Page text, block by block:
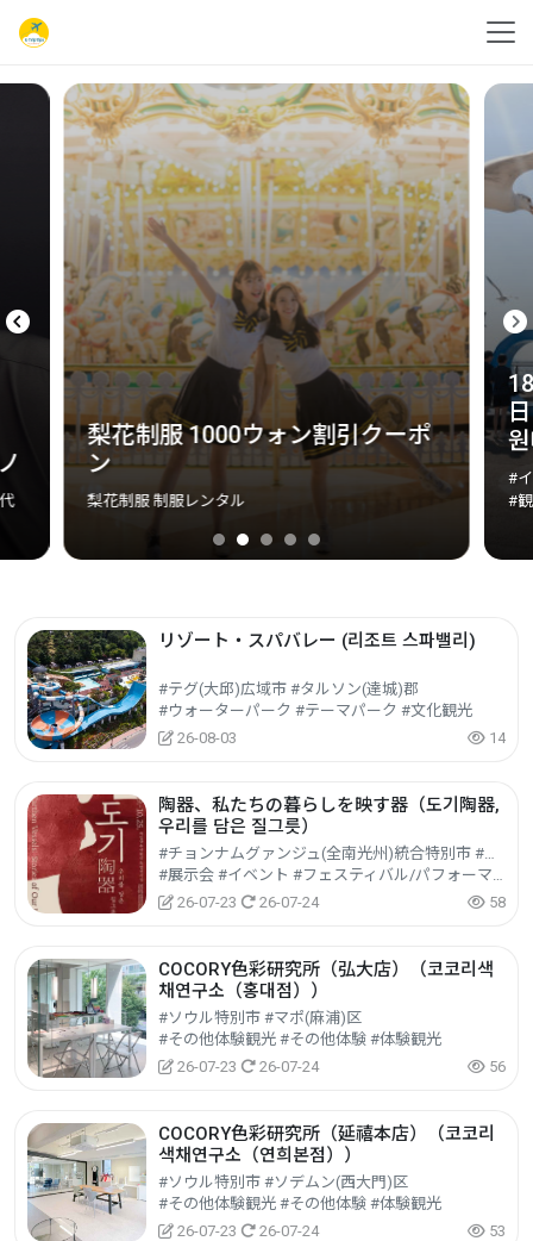
梨花制服 1000ウォン割引クーポ
ン
梨花制服 制服レンタル
#
#
リゾート・スパバレー (리조트 스파밸리)
#テグ(大邱)広域市 #タルソン(達城)郡
#ウォーターパーク #テーマパーク #文化観光
26-08-03
14
陶器、私たちの暮らしを映す器（도기陶器,
우리를 담은 질그릇）
#チョンナムグァンジュ(全南光州)統合特別市 #プク(北)区
#展示会 #イベント #フェスティバル/パフォーマンス/イベント
26-07-23
26-07-24 58
COCORY色彩研究所（弘大店）（코코리색
채연구소（홍대점））
#ソウル特別市 #マポ(麻浦)区
#その他体験観光 #その他体験 #体験観光
26-07-23
26-07-24 56
COCORY色彩研究所（延禧本店）（코코리
색채연구소（연희본점））
#ソウル特別市 #ソデムン(西大門)区
#その他体験観光 #その他体験 #体験観光
26-07-23
26-07-24 53